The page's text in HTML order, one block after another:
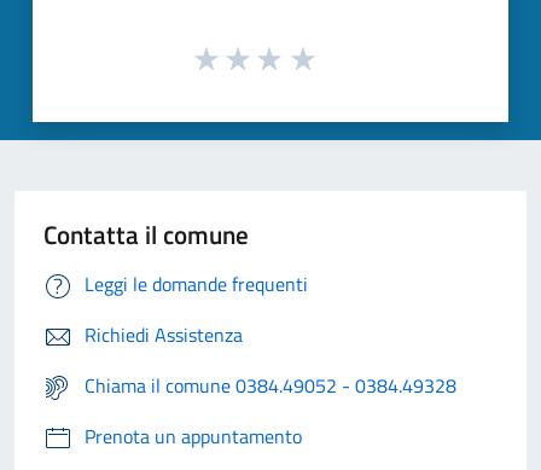
Contatta il comune
Leggi le domande frequenti
Richiedi Assistenza
Chiama il comune 0384.49052 - 0384.49328
Prenota un appuntamento